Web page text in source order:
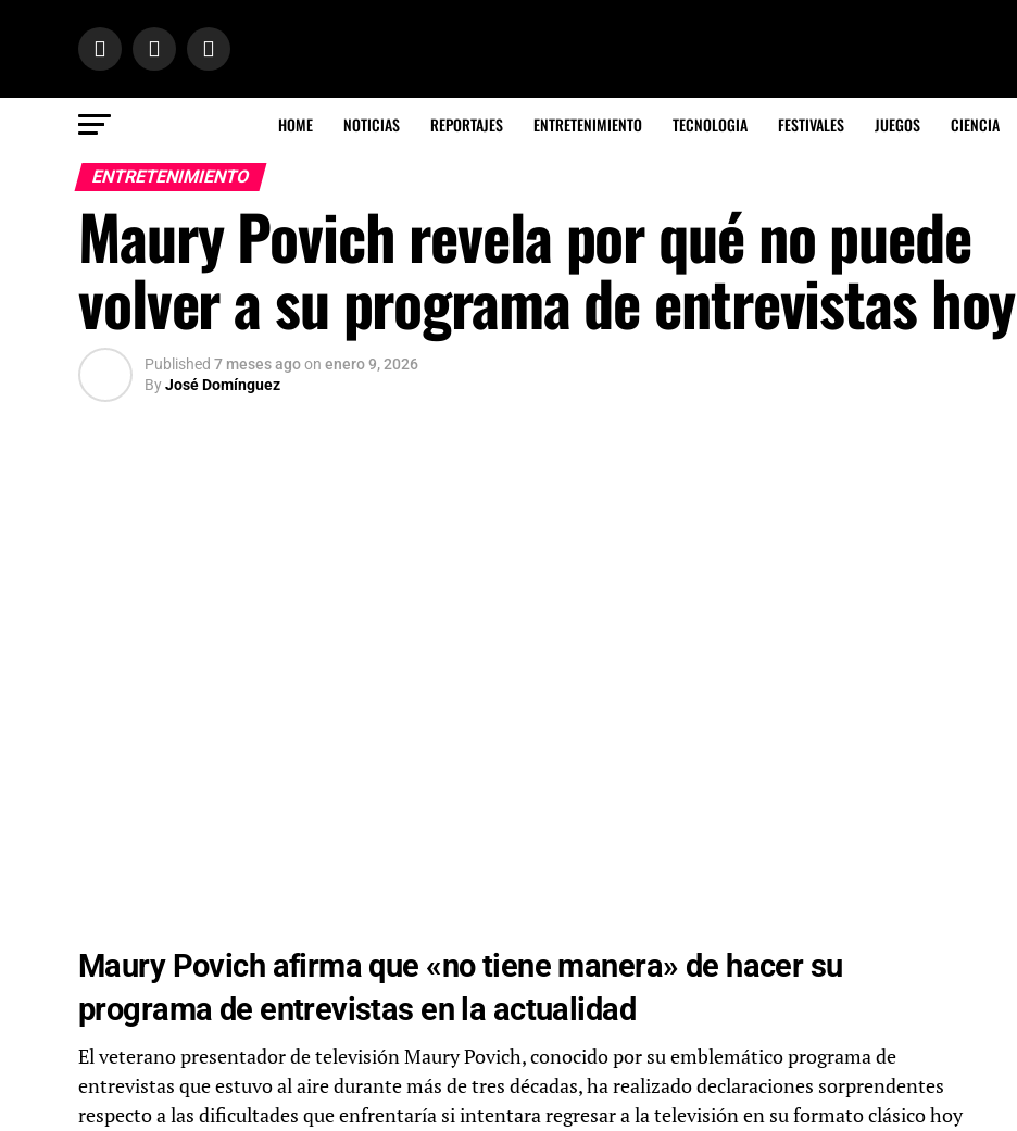
HOME NOTICIAS REPORTAJES ENTRETENIMIENTO TECNOLOGIA FESTIVALES JUEGOS CIENCIA
ENTRETENIMIENTO
Maury Povich revela por qué no puede
volver a su programa de entrevistas hoy
Published 7 meses agoon enero 9, 2026
ByJosé Domínguez
Maury Povich afirma que «no tiene manera» de hacer su
programa de entrevistas en la actualidad
El veterano presentador de televisión Maury Povich, conocido por su emblemático programa de
entrevistas que estuvo al aire durante más de tres décadas, ha realizado declaraciones sorprendentes
respecto a las dificultades que enfrentaría si intentara regresar a la televisión en su formato clásico hoy